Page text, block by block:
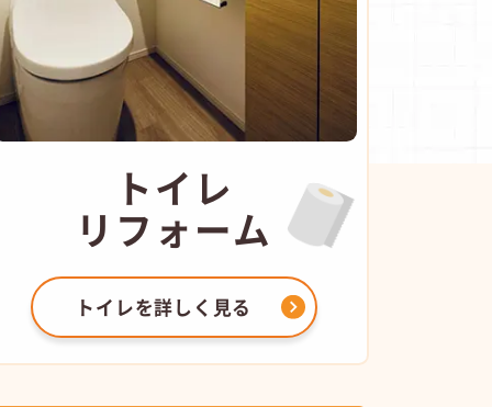
トイレ
リフォーム
トイレを詳しく見る